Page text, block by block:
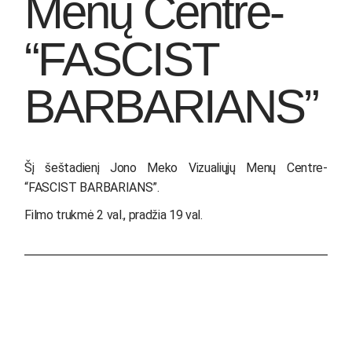
Menų Centre-
“FASCIST
BARBARIANS”
Šį šeštadienį Jono Meko Vizualiųjų Menų Centre-
“FASCIST BARBARIANS”.
Filmo trukmė 2 val., pradžia 19 val.